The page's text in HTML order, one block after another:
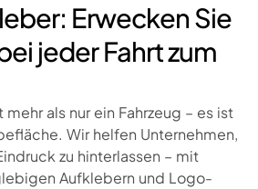
Erwecken Sie
jeder Fahrt zum
mehr als nur ein Fahrzeug – es ist
Wir helfen Unternehmen,
zu hinterlassen – mit
Aufklebern und Logo-